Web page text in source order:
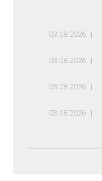
03.08.2026
03.08.2026
03.08.2026
03.08.2026